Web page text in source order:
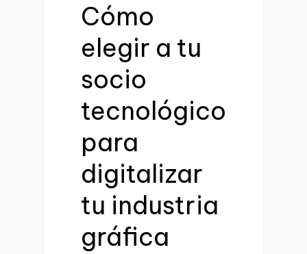
Cómo
elegir a tu
socio
tecnológico
para
digitalizar
tu industria
gráfica